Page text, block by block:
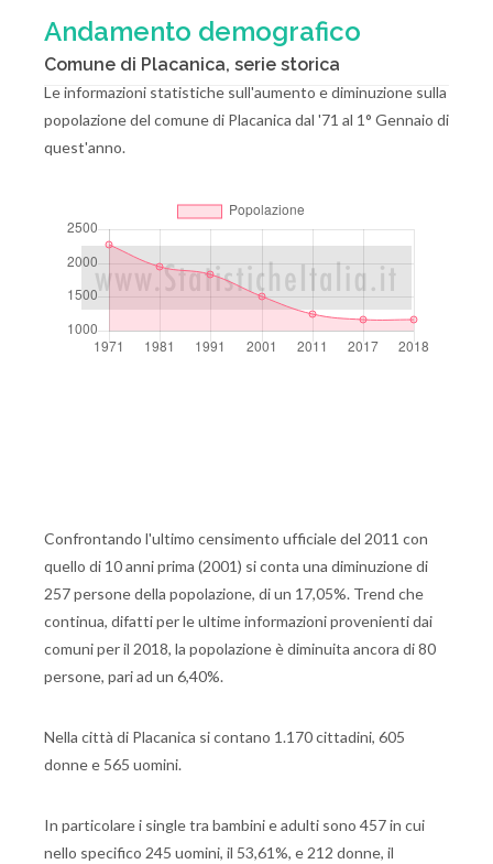
Andamento demografico
Comune di Placanica, serie storica
Le informazioni statistiche sull'aumento e diminuzione sulla
popolazione del comune di Placanica dal '71 al 1° Gennaio di
quest'anno.
Confrontando l'ultimo censimento ufficiale del 2011 con
quello di 10 anni prima (2001) si conta una diminuzione di
257 persone della popolazione, di un 17,05%. Trend che
continua, difatti per le ultime informazioni provenienti dai
comuni per il 2018, la popolazione è diminuita ancora di 80
persone, pari ad un 6,40%.
Nella città di Placanica si contano 1.170 cittadini, 605
donne e 565 uomini.
In particolare i single tra bambini e adulti sono 457 in cui
nello specifico 245 uomini, il 53,61%, e 212 donne, il